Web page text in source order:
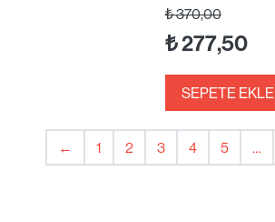
₺370,00
₺277,50
SEPETE EKLE
← 1 2 3 4 5 …